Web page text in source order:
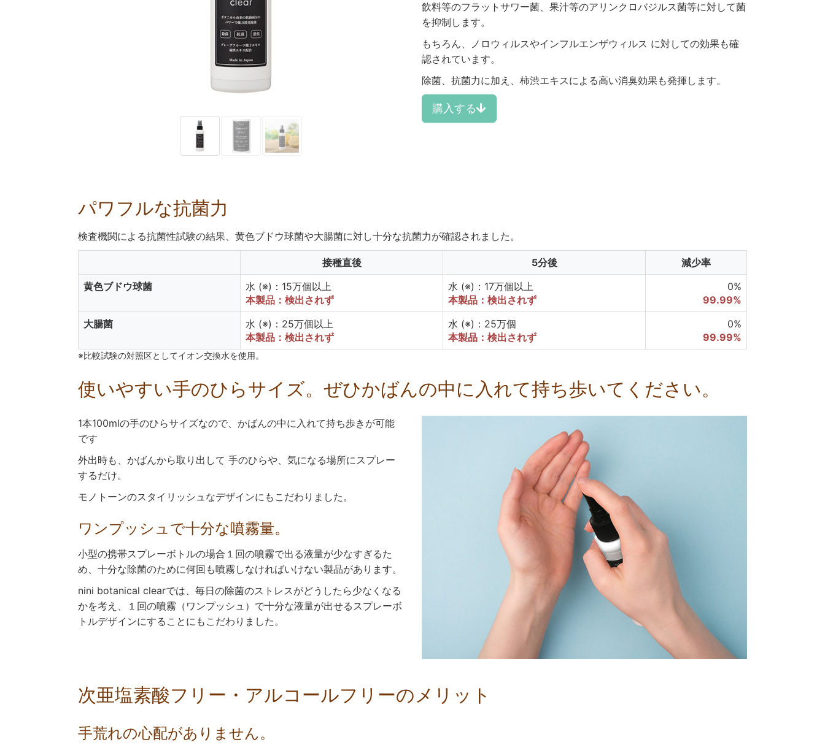
飲料等のフラットサワー菌、果汁等のアリンクロバジルス菌等に対して菌
を抑制します。
もちろん、ノロウィルスやインフルエンザウィルス に対しての効果も確
認されています。
除菌、抗菌力に加え、柿渋エキスによる高い消臭効果も発揮します。
購入する
パワフルな抗菌力
検査機関による抗菌性試験の結果、黄色ブドウ球菌や大腸菌に対し十分な抗菌力が確認されました。
接種直後 5分後
減少率
黄色ブドウ球菌
水 (※)：15万個以上
本製品：検出されず
水 (※)：17万個以上
本製品：検出されず
0%
99.99%
大腸菌
水 (※)：25万個以上
本製品：検出されず
水 (※)：25万個
本製品：検出されず
0%
99.99%
※比較試験の対照区としてイオン交換水を使用。
使いやすい手のひらサイズ。ぜひかばんの中に入れて持ち歩いてください。
1本100mlの手のひらサイズなので、かばんの中に入れて持ち歩きが可能
です
外出時も、かばんから取り出して 手のひらや、気になる場所にスプレー
するだけ。
モノトーンのスタイリッシュなデザインにもこだわりました。
ワンプッシュで十分な噴霧量。
小型の携帯スプレーボトルの場合１回の噴霧で出る液量が少なすぎるた
め、十分な除菌のために何回も噴霧しなければいけない製品があります。
nini botanical clearでは、毎日の除菌のストレスがどうしたら少なくなる
かを考え、１回の噴霧（ワンプッシュ）で十分な液量が出せるスプレーボ
トルデザインにすることにもこだわりました。
次亜塩素酸フリー・アルコールフリーのメリット
手荒れの心配がありません。